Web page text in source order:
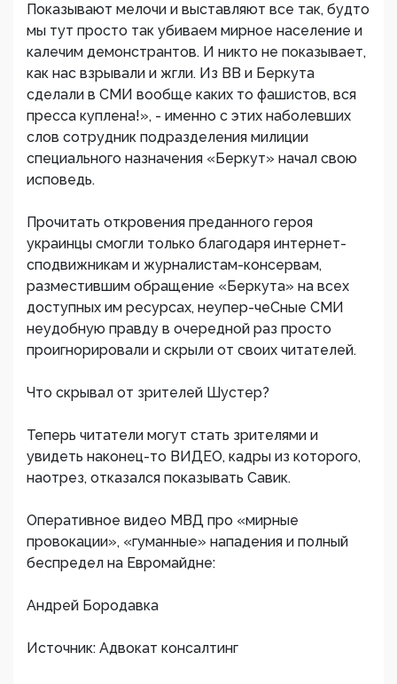
Показывают мелочи и выставляют все так, будто
мы тут просто так убиваем мирное население и
калечим демонстрантов. И никто не показывает,
как нас взрывали и жгли. Из ВВ и Беркута
сделали в СМИ вообще каких то фашистов, вся
пресса куплена!», - именно с этих наболевших
слов сотрудник подразделения милиции
специального назначения «Беркут» начал свою
исповедь.
Прочитать откровения преданного героя
украинцы смогли только благодаря интернет-
сподвижникам и журналистам-консервам,
разместившим обращение «Беркута» на всех
доступных им ресурсах, неупер-чеСные СМИ
неудобную правду в очередной раз просто
проигнорировали и скрыли от своих читателей.
Что скрывал от зрителей Шустер?
Теперь читатели могут стать зрителями и
увидеть наконец-то ВИДЕО, кадры из которого,
наотрез, отказался показывать Савик.
Оперативное видео МВД про «мирные
провокации», «гуманные» нападения и полный
беспредел на Евромайдне:
Андрей Бородавка
Источник: Адвокат консалтинг